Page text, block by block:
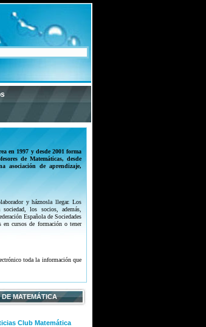
en 1997 y desde 2001 forma
de Matemáticas, desde
asociación de aprendizaje,
y háznosla llegar. Los
los socios, además,
Española de Sociedades
en cursos de formación o tener
toda la información que
MATEMÁTICA
Club Matemática